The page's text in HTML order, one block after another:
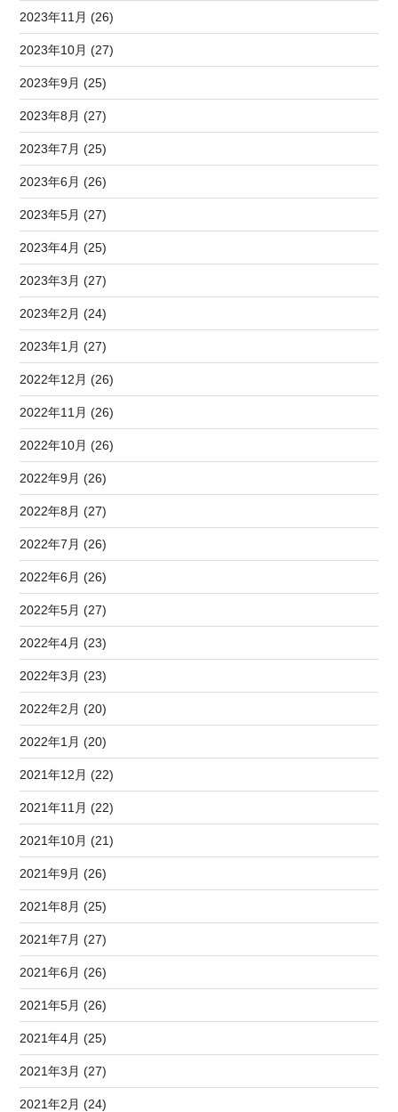
2023年11月 (26)
2023年10月 (27)
2023年9月 (25)
2023年8月 (27)
2023年7月 (25)
2023年6月 (26)
2023年5月 (27)
2023年4月 (25)
2023年3月 (27)
2023年2月 (24)
2023年1月 (27)
2022年12月 (26)
2022年11月 (26)
2022年10月 (26)
2022年9月 (26)
2022年8月 (27)
2022年7月 (26)
2022年6月 (26)
2022年5月 (27)
2022年4月 (23)
2022年3月 (23)
2022年2月 (20)
2022年1月 (20)
2021年12月 (22)
2021年11月 (22)
2021年10月 (21)
2021年9月 (26)
2021年8月 (25)
2021年7月 (27)
2021年6月 (26)
2021年5月 (26)
2021年4月 (25)
2021年3月 (27)
2021年2月 (24)